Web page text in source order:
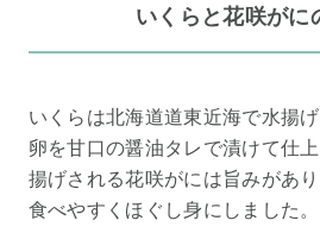
いくらと花咲がに
いくらは北海道道東近海で水揚
卵を甘口の醤油タレで漬けて仕
揚げされる花咲がには旨みがあ
食べやすくほぐし身にしました。